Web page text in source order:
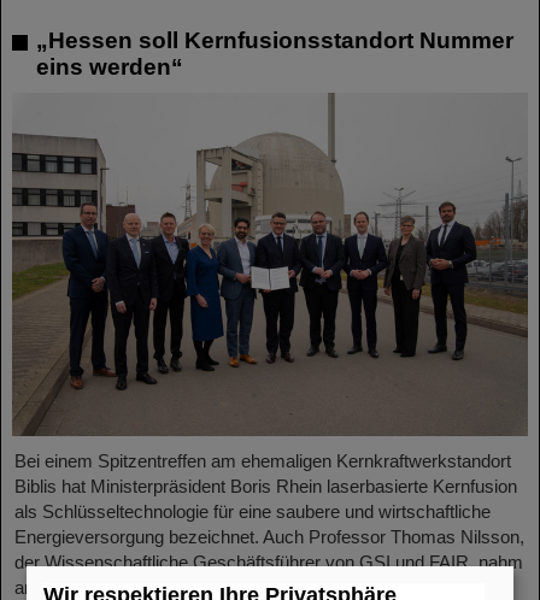
„Hessen soll Kernfusionsstandort Nummer
eins werden“
Bei einem Spitzentreffen am ehemaligen Kernkraftwerkstandort
Biblis hat Ministerpräsident Boris Rhein laserbasierte Kernfusion
als Schlüsseltechnologie für eine saubere und wirtschaftliche
Energieversorgung bezeichnet. Auch Professor Thomas Nilsson,
der Wissenschaftliche Geschäftsführer von GSI und FAIR, nahm
an dem Treffen teil und unterzeichnete gemeinsam mit
Wir respektieren Ihre Privatsphäre